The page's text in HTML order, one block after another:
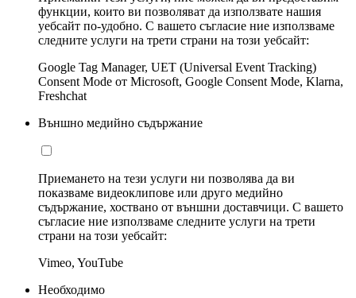
функции, които ви позволяват да използвате нашия
уебсайт по-удобно. С вашето съгласие ние използваме
следните услуги на трети страни на този уебсайт:
Google Tag Manager, UET (Universal Event Tracking)
Consent Mode от Microsoft, Google Consent Mode, Klarna,
Freshchat
Външно медийно съдържание
Приемането на тези услуги ни позволява да ви
показваме видеоклипове или друго медийно
съдържание, хоствано от външни доставчици. С вашето
съгласие ние използваме следните услуги на трети
страни на този уебсайт:
Vimeo, YouTube
Необходимо